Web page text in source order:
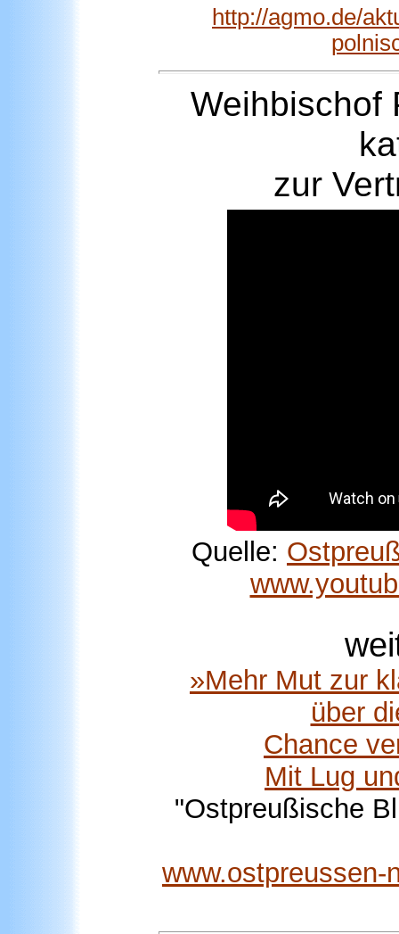
http://agmo.de/
Weihbischof
zur
Quelle:
»Mehr Mut zur
über
Chance
Mit Lug
"Ostpreußische